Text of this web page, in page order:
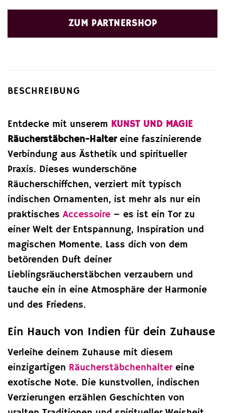
ZUM PARTNERSHOP
BESCHREIBUNG
Entdecke mit unserem KUNST UND MAGIE
Räucherstäbchen-Haltereine faszinierende
Verbindung aus Ästhetik und spiritueller
Praxis. Dieses wunderschöne
Räucherschiffchen, verziert mit typisch
indischen Ornamenten, ist mehr als nur ein
praktisches Accessoire – es ist ein Tor zu
einer Welt der Entspannung, Inspiration und
magischen Momente. Lass dich von dem
betörenden Duft deiner
Lieblingsräucherstäbchen verzaubern und
tauche ein in eine Atmosphäre der Harmonie
und des Friedens.
Ein Hauch von Indien für dein Zuhause
Verleihe deinem Zuhause mit diesem
einzigartigen Räucherstäbchenhaltereine
exotische Note. Die kunstvollen, indischen
Verzierungen erzählen Geschichten von